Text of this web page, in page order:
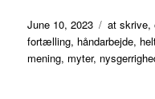
Posted
on
June 10, 2023 Tags
at skrive,
fortælling, håndarbejde,
mening, myter,